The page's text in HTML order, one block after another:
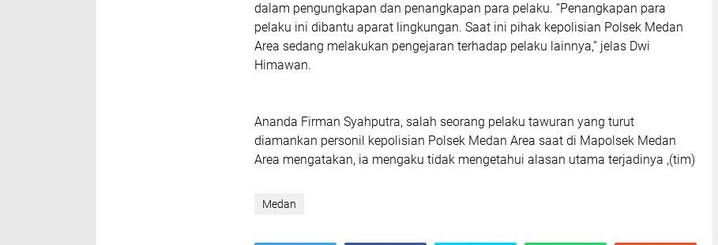
dalam pengungkapan dan penangkapan para pelaku. “Penangkapan para
pelaku ini dibantu aparat lingkungan. Saat ini pihak kepolisian Polsek Medan
Area sedang melakukan pengejaran terhadap pelaku lainnya,” jelas Dwi
Himawan.
Ananda Firman Syahputra, salah seorang pelaku tawuran yang turut
diamankan personil kepolisian Polsek Medan Area saat di Mapolsek Medan
Area mengatakan, ia mengaku tidak mengetahui alasan utama terjadinya ,(tim)
Medan